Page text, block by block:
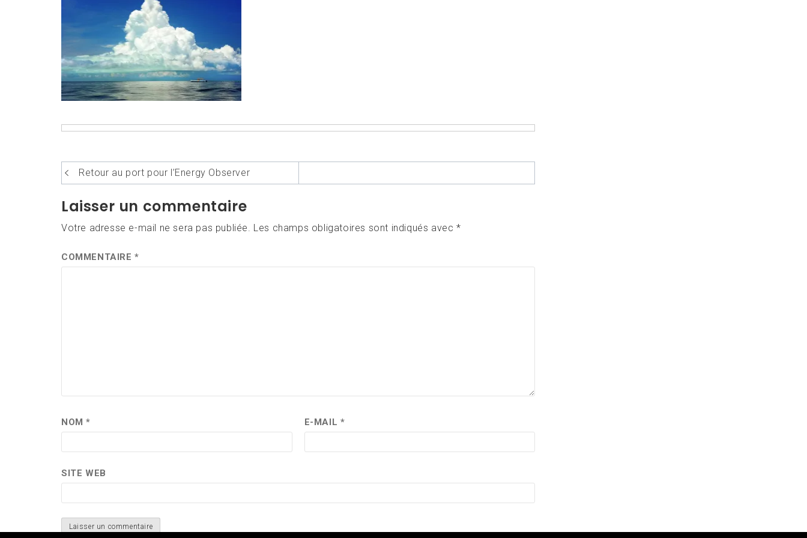
Navigation
de
l’article
Retour au port pour l’Energy Observer
Laisser un commentaire
Votre adresse e-mail ne sera pas publiée. Les champs obligatoires sont indiqués avec*
COMMENTAIRE*
NOM* E-MAIL *
SITE WEB